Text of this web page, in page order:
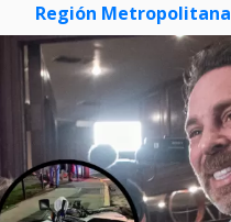
Región Metropolitana